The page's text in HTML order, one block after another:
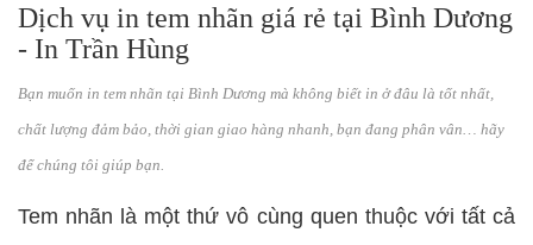
Dịch vụ in tem nhãn giá rẻ tại Bình Dương
- In Trần Hùng
Bạn muốn in tem nhãn tại Bình Dương mà không biết in ở đâu là tốt nhất,
chất lượng đảm bảo, thời gian giao hàng nhanh, bạn đang phân vân… hãy
để chúng tôi giúp bạn.
Tem nhãn là một thứ vô cùng quen thuộc với tất cả